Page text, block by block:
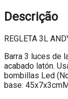
50W
10
Descrição
REGLETA 3L
Barra 3 luces de
acabado latón.
bombillas Led
base: